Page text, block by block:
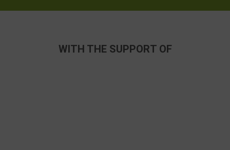
WITH THE SUPPORT OF